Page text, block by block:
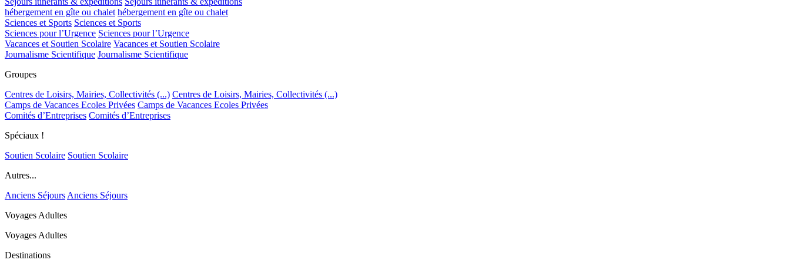
hébergement en gîte ou chalet hébergement en gîte ou chalet
Sciences et Sports Sciences et Sports
Sciences pour l’Urgence Sciences pour l’Urgence
Vacances et Soutien Scolaire Vacances et Soutien Scolaire
Journalisme Scientifique Journalisme Scientifique
Groupes
Centres de Loisirs, Mairies, Collectivités (...) Centres de Loisirs, Mairies, Collectivités (...)
Camps de Vacances Ecoles Privées Camps de Vacances Ecoles Privées
Comités d’Entreprises Comités d’Entreprises
Spéciaux !
Soutien Scolaire Soutien Scolaire
Autres...
Anciens Séjours Anciens Séjours
Voyages Adultes
Voyages Adultes
Destinations